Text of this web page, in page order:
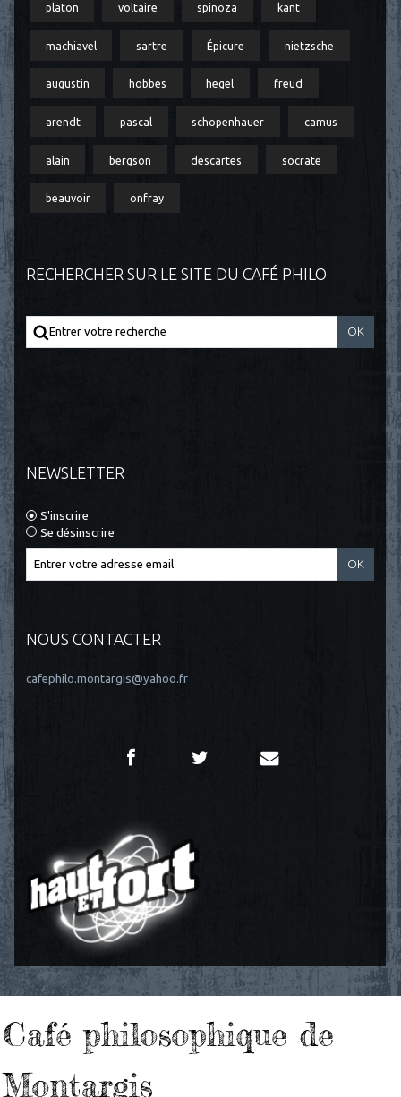
platon voltaire spinoza kant
machiavel sartre Épicure nietzsche
augustin hobbes hegel freud
arendt pascal schopenhauer camus
alain bergson descartes socrate
beauvoir onfray
RECHERCHER SUR LE SITE DU CAFÉ PHILO
NEWSLETTER
S'inscrire
Se désinscrire
NOUS CONTACTER
cafephilo.montargis@yahoo.fr
Café philosophique de
Montargis